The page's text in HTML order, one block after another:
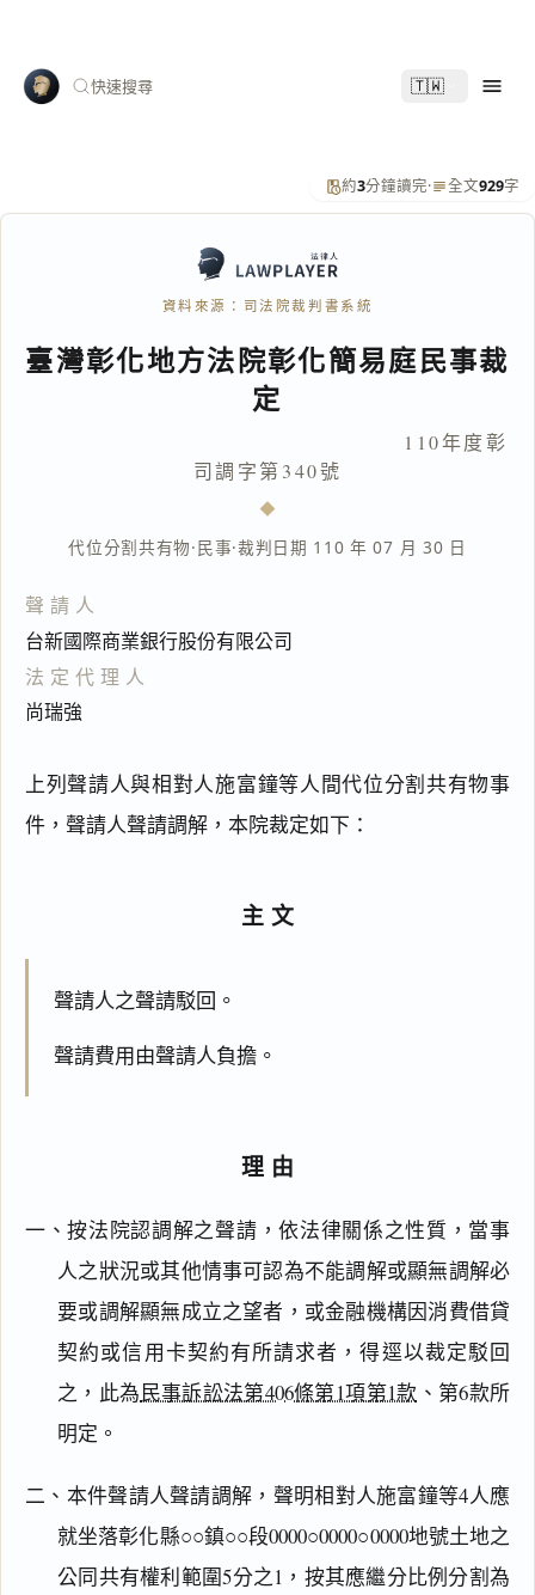
快速搜尋 🇹🇼
約3分鐘讀完· 全文929字
資料來源：司法院裁判書系統
臺灣彰化地方法院彰化簡易庭民事裁
定
110年度彰
司調字第340號
代位分割共有物·民事·裁判日期 110 年 07 月 30 日
聲請人
台新國際商業銀行股份有限公司
法定代理人
尚瑞強
上列聲請人與相對人施富鐘等人間代位分割共有物事
件，聲請人聲請調解，本院裁定如下：
主文
聲請人之聲請駁回。
聲請費用由聲請人負擔。
理由
一、按法院認調解之聲請，依法律關係之性質，當事
人之狀況或其他情事可認為不能調解或顯無調解必
要或調解顯無成立之望者，或金融機構因消費借貸
契約或信用卡契約有所請求者，得逕以裁定駁回
之，此為民事訴訟法第406條第1項第1款 、第6款所
明定。
二、本件聲請人聲請調解，聲明相對人施富鐘等4人應
就坐落彰化縣○○鎮○○段0000○0000○0000地號土地之
公同共有權利範圍5分之1，按其應繼分比例分割為